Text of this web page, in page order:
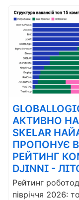
АКТИВНО
SKELAR
ПРОПОНУЄ
РЕЙТИНГ
DJINNI -
Рейтинг
півріччя 2026: